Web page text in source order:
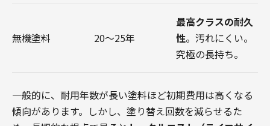
無機塗料 20～25年
最高クラスの耐久
性。汚れにくい。
究極の長持ち。
一般的に、耐用年数が長い塗料ほど初期費用は高くなる
傾向があります。しかし、塗り替え回数を減らせるた